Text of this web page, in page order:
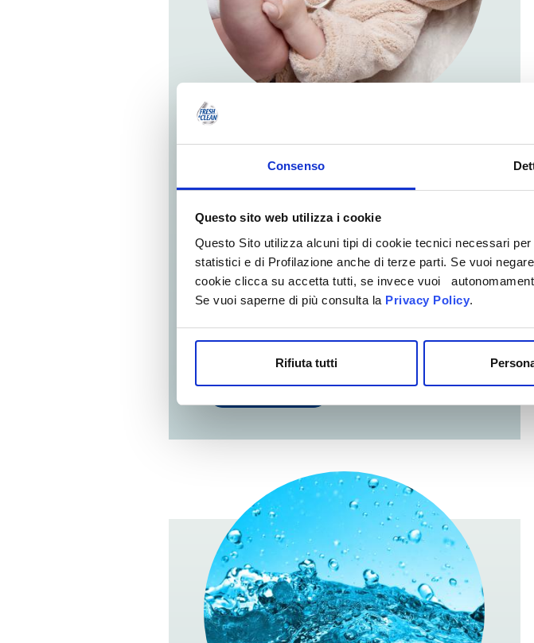
Consenso
Questo sito web utilizza i cookie
Questo Sito utilizza alcuni tipi di cookie tecnici necessari
statistici e di Profilazione anche di terze parti. Se vuoi
cookie clicca su accetta tutti, se invece vuoi
Se vuoi saperne di più consulta la Privacy Policy.
Rifiuta tutti
DETERGERE E
PROTEGGERE LA
PELLE DEI
NEONATI
vita è delicatissima e molto sensibile.